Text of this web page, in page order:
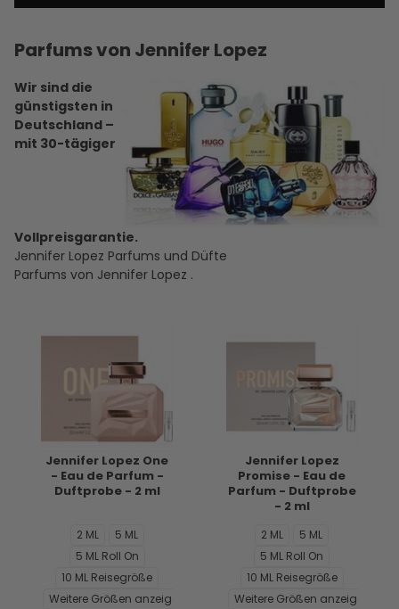
Parfums von Jennifer Lopez
Wir sind die
günstigsten in
Deutschland –
mit 30-tägiger
Vollpreisgarantie.
Jennifer Lopez Parfums und Düfte
Parfums von Jennifer Lopez .
Jennifer Lopez One
- Eau de Parfum -
Duftprobe - 2 ml
2 ML
5 ML
5 ML Roll On
10 ML Reisegröße
Weitere Größen anzeigen...
Jennifer Lopez
Promise - Eau de
Parfum - Duftprobe
- 2 ml
2 ML
5 ML
5 ML Roll On
10 ML Reisegröße
Weitere Größen anzeigen...